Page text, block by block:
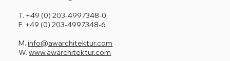
T. +49 (0) 203-4997348-0
F. +49 (0) 203-4997348-6
M.info@awarchitektur.com
W.www.awarchitektur.com